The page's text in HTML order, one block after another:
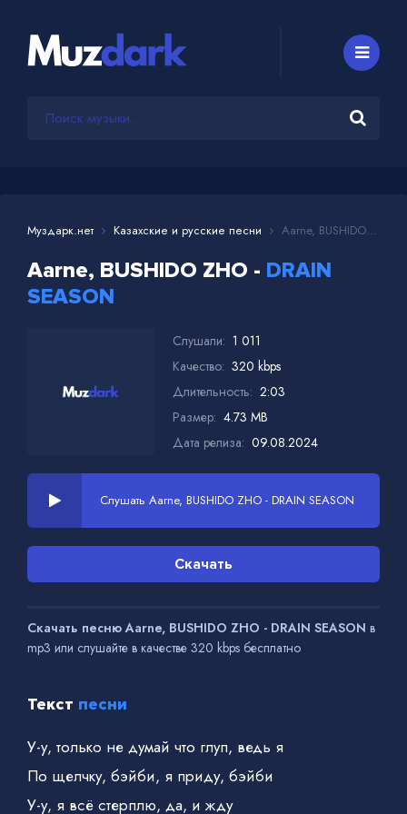
Муздарк.нет Казахские и русские песни Aarne, BUSHIDO ZHO - DRAIN SEASON
Aarne, BUSHIDO ZHO - DRAIN
SEASON
Слушали: 1 011
Качество: 320 kbps
Длительность: 2:03
Размер: 4.73 MB
Дата релиза: 09.08.2024
Слушать Aarne, BUSHIDO ZHO - DRAIN SEASON
Скачать
Скачать песню Aarne, BUSHIDO ZHO - DRAIN SEASON в
mp3 или слушайте в качестве 320 kbps бесплатно
Текст песни
У-у, только не думай что глуп, ведь я
По щелчку, бэйби, я приду, бэйби
У-у, я всё стерплю, да, и жду